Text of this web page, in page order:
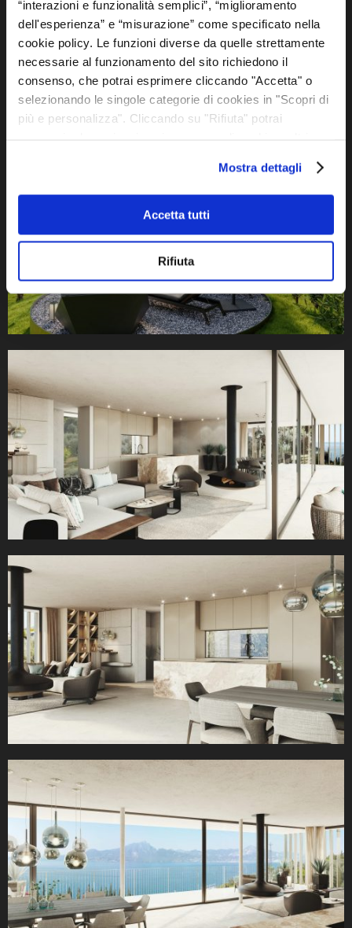
“interazioni e funzionalità semplici”, “miglioramento
dell'esperienza” e “misurazione” come specificato nella
cookie policy. Le funzioni diverse da quelle strettamente
necessarie al funzionamento del sito richiedono il
consenso, che potrai esprimere cliccando "Accetta" o
selezionando le singole categorie di cookies in "Scopri di
più e personalizza". Cliccando su "Rifiuta" potrai
saperne di più, esprimere o negare il consenso a tutti o
ad alcuni cookie vedi la nostra cookie policy. combinarle
con altre informazioni che ha fornito loro o che hanno
raccolto dal suo utilizzo dei loro servizi.
Mostra dettagli
Accetta tutti
Rifiuta